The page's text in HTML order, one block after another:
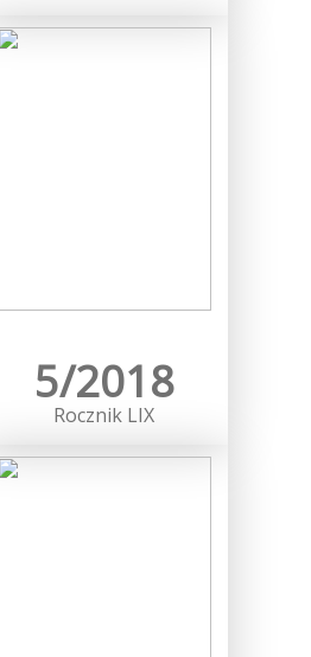
5/2018
Rocznik LIX